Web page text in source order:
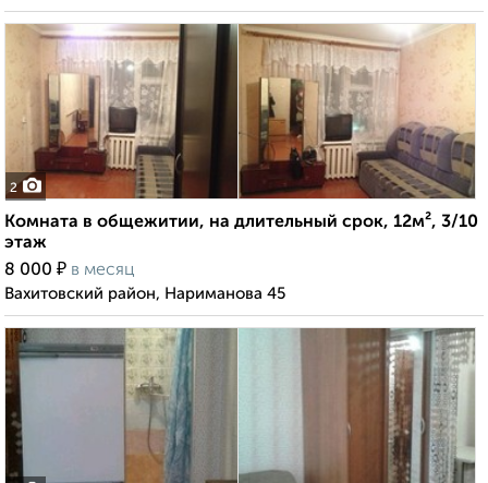
2
Комната в общежитии, на длительный срок, 12м², 3/10
этаж
8 000 ₽ в месяц
Вахитовский район, Нариманова 45